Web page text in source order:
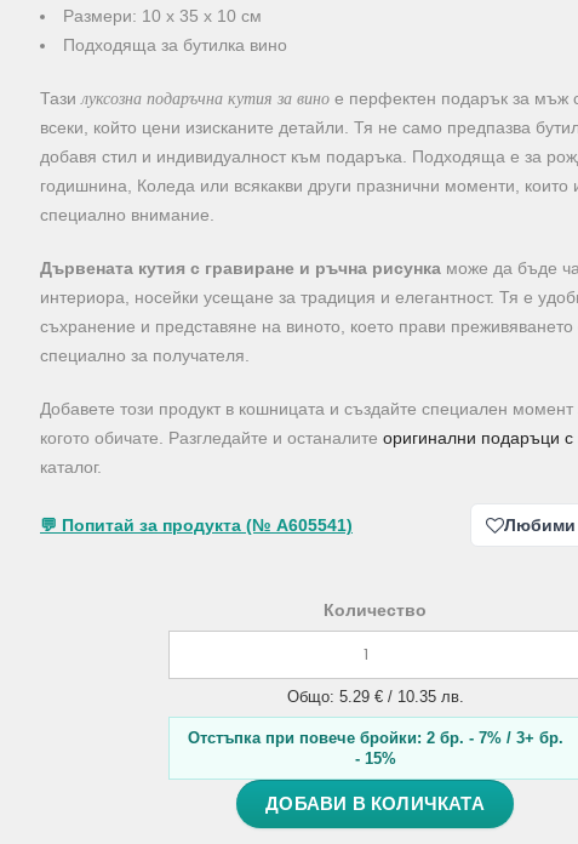
Размери: 10 х 35 х 10 см
Подходяща за бутилка вино
Тази луксозна подаръчна кутия за вино е перфектен подарък за мъж
всеки, който цени изисканите детайли. Тя не само предпазва
добавя стил и индивидуалност към подаръка. Подходяща е за
годишнина, Коледа или всякакви други празнични моменти, които
специално внимание.
Дървената кутия с гравиране и ръчна рисунка може да бъде
интериора, носейки усещане за традиция и елегантност. Тя е
съхранение и представяне на виното, което прави
специално за получателя.
Добавете този продукт в кошницата и създайте специален момент
когото обичате. Разгледайте и останалите оригинални подаръци с
каталог.
💬 Попитай за продукта (№ A605541) Любими
Количество
Общо: 5.29 € / 10.35 лв.
Отстъпка при повече бройки: 2 бр. - 7% / 3+ бр.
- 15%
ДОБАВИ В КОЛИЧКАТА